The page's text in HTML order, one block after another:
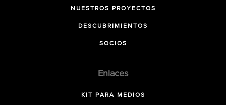
NUESTROS PROYECTOS
DESCUBRIMIENTOS
SOCIOS
Enlaces
KIT PARA MEDIOS